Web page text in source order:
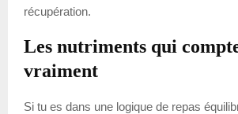
récupération.
Les nutriments qui
vraiment
Si tu es dans une logique de repas